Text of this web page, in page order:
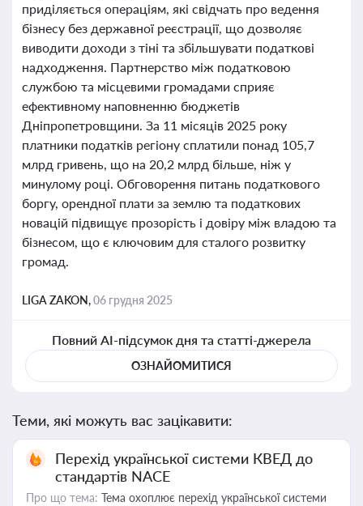
приділяється операціям, які свідчать про ведення
бізнесу без державної реєстрації, що дозволяє
виводити доходи з тіні та збільшувати податкові
надходження. Партнерство між податковою
службою та місцевими громадами сприяє
ефективному наповненню бюджетів
Дніпропетровщини. За 11 місяців 2025 року
платники податків регіону сплатили понад 105,7
млрд гривень, що на 20,2 млрд більше, ніж у
минулому році. Обговорення питань податкового
боргу, орендної плати за землю та податкових
новацій підвищує прозорість і довіру між владою та
бізнесом, що є ключовим для сталого розвитку
громад.
LIGA ZAKON,06 грудня 2025
Повний AI-підсумок дня та статті-джерела
ОЗНАЙОМИТИСЯ
Теми, які можуть вас зацікавити:
Перехід української системи КВЕД до
стандартів NACE
Про що тема: Тема охоплює перехід української системи